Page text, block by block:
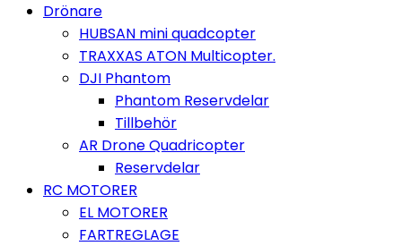
Drönare
HUBSAN mini quadcopter
TRAXXAS ATON Multicopter.
DJI Phantom
Phantom Reservdelar
Tillbehör
AR Drone Quadricopter
Reservdelar
RC MOTORER
EL MOTORER
FARTREGLAGE